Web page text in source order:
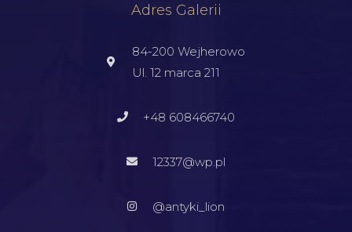
Adres Galerii
84-200 Wejherowo
Ul. 12 marca 211
+48 608466740
12337@wp.pl
@antyki_lion